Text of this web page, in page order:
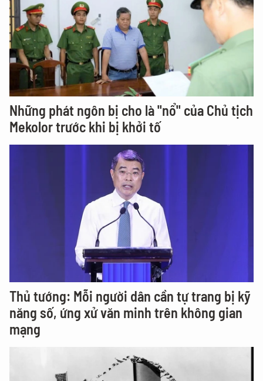
Những phát ngôn bị cho là "nổ" của Chủ tịch
Mekolor trước khi bị khởi tố
Thủ tướng: Mỗi người dân cần tự trang bị kỹ
năng số, ứng xử văn minh trên không gian
mạng